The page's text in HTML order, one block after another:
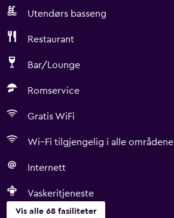
Utendørs basseng
Restaurant
Bar/Lounge
Romservice
Gratis WiFi
Wi–Fi tilgjengelig i alle områdene
Internett
Vaskeritjeneste
Vis alle 68 fasiliteter